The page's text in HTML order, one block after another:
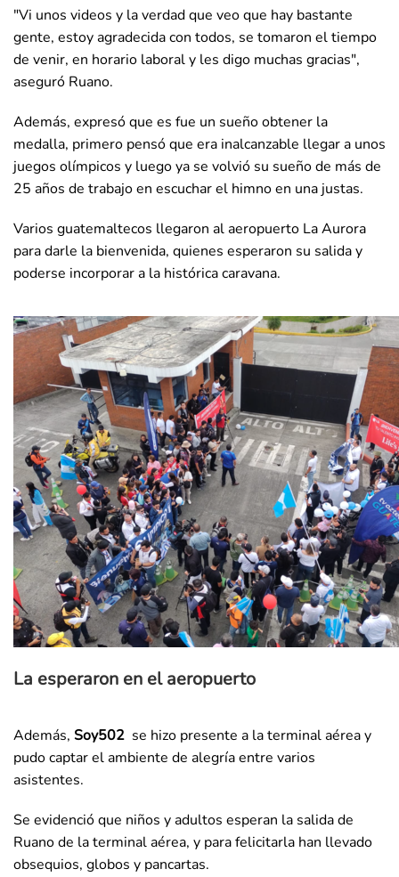
"Vi unos videos y la verdad que veo que hay bastante
gente, estoy agradecida con todos, se tomaron el tiempo
de venir, en horario laboral y les digo muchas gracias",
aseguró Ruano.
Además, expresó que es fue un sueño obtener la
medalla, primero pensó que era inalcanzable llegar a unos
juegos olímpicos y luego ya se volvió su sueño de más de
25 años de trabajo en escuchar el himno en una justas.
Varios guatemaltecos llegaron al aeropuerto La Aurora
para darle la bienvenida, quienes esperaron su salida y
poderse incorporar a la histórica caravana.
La esperaron en el aeropuerto
Además, Soy502 se hizo presente a la terminal aérea y
pudo captar el ambiente de alegría entre varios
asistentes.
Se evidenció que niños y adultos esperan la salida de
Ruano de la terminal aérea, y para felicitarla han llevado
obsequios, globos y pancartas.